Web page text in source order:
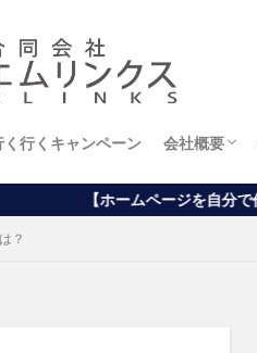
行くキャンペーン 会社概要
経営理念
ページを自分で作りたい方向け】
？